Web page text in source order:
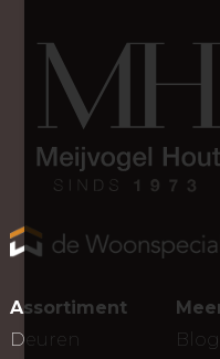
Assortiment
Deuren
Blogs